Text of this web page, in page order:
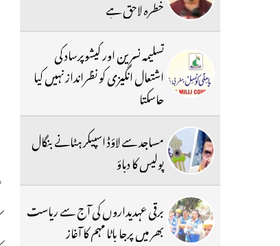
خطرہ لاحق ہے
تسلیمہ نسرین اور کیشوپرساد کی
اشتعال انگیزی کو نظرانداز نہیں کیا
جاسکتا
مساجد سے لاؤڈ اسپیکر ہٹانے بنگال
پولیس کا دباؤ
برقی عہدیداروں کی آج سے ریاست
بھر میں پرجا باٹا مہم کا آغاز